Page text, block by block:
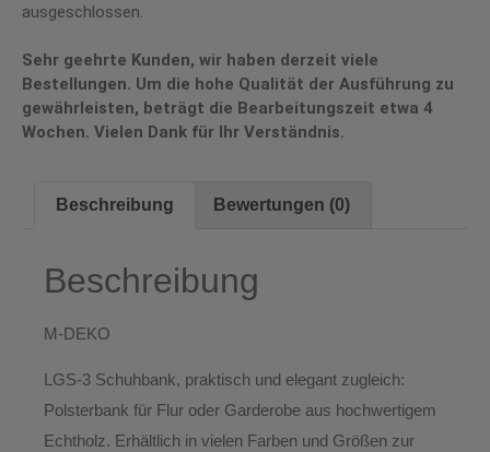
ausgeschlossen.
Sehr geehrte Kunden, wir haben derzeit viele
Bestellungen. Um die hohe Qualität der Ausführung zu
gewährleisten, beträgt die Bearbeitungszeit etwa 4
Wochen. Vielen Dank für Ihr Verständnis.
Beschreibung Bewertungen (0)
Beschreibung
M-DEKO
LGS-3 Schuhbank, praktisch und elegant zugleich:
Polsterbank für Flur oder Garderobe aus hochwertigem
Echtholz. Erhältlich in vielen Farben und Größen zur